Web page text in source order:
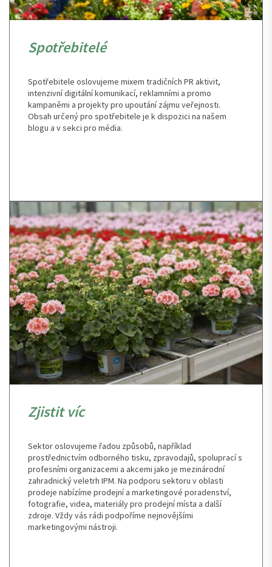
Spotřebitelé
Spotřebitele oslovujeme mixem tradičních PR aktivit,
intenzivní digitální komunikací, reklamními a promo
kampaněmi a projekty pro upoutání zájmu veřejnosti.
Obsah určený pro spotřebitele je k dispozici na našem
blogu a v sekci pro média.
Zjistit víc
Sektor oslovujeme řadou způsobů, například
prostřednictvím odborného tisku, zpravodajů, spoluprací s
profesními organizacemi a akcemi jako je mezinárodní
zahradnický veletrh IPM. Na podporu sektoru v oblasti
prodeje nabízíme prodejní a marketingové poradenství,
fotografie, videa, materiály pro prodejní místa a další
zdroje. Vždy vás rádi podpoříme nejnovějšími
marketingovými nástroji.